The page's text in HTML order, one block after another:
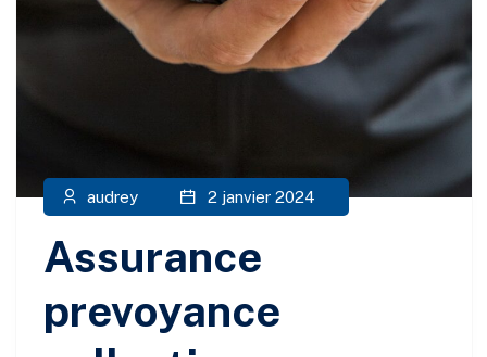
audrey 2 janvier 2024
Assurance
prevoyance